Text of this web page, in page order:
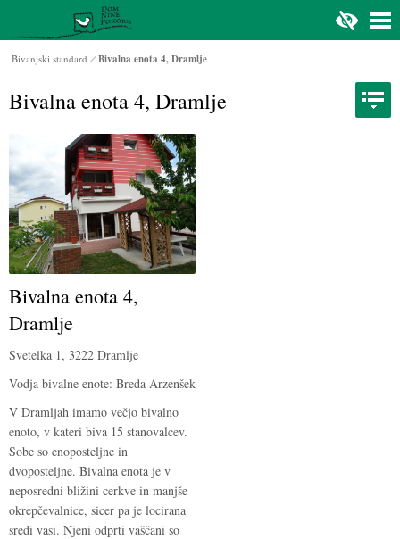
Bivanjski standard Bivalna enota 4, Dramlje
Bivalna enota 4, Dramlje
Bivalna enota 4,
Dramlje
Svetelka 1, 3222 Dramlje
Vodja bivalne enote: Breda Arzenšek
V Dramljah imamo večjo bivalno
enoto, v kateri biva 15 stanovalcev.
Sobe so enoposteljne in
dvoposteljne. Bivalna enota je v
neposredni bližini cerkve in manjše
okrepčevalnice, sicer pa je locirana
sredi vasi. Njeni odprti vaščani so